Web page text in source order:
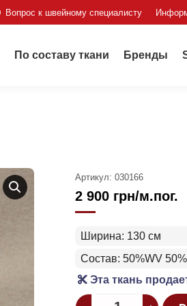
Вопрос к швейному специалисту
По составу ткани Бренды
Артикул: 030166
2 900 грн/м.пог.
Ширина: 130 см
Состав: 50%WV
Эта ткань
Quantity